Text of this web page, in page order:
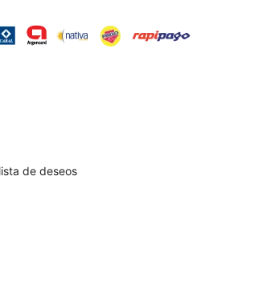
de deseos